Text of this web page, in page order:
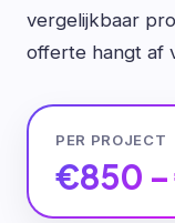
vergelijkbaar
offerte hangt af
PER PROJECT
€850